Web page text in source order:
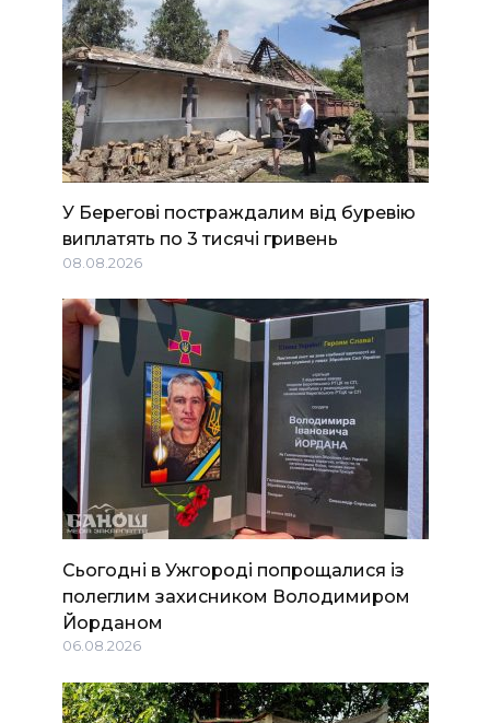
У Берегові постраждалим від буревію
виплатять по 3 тисячі гривень
08.08.2026
Сьогодні в Ужгороді попрощалися із
полеглим захисником Володимиром
Йорданом
06.08.2026